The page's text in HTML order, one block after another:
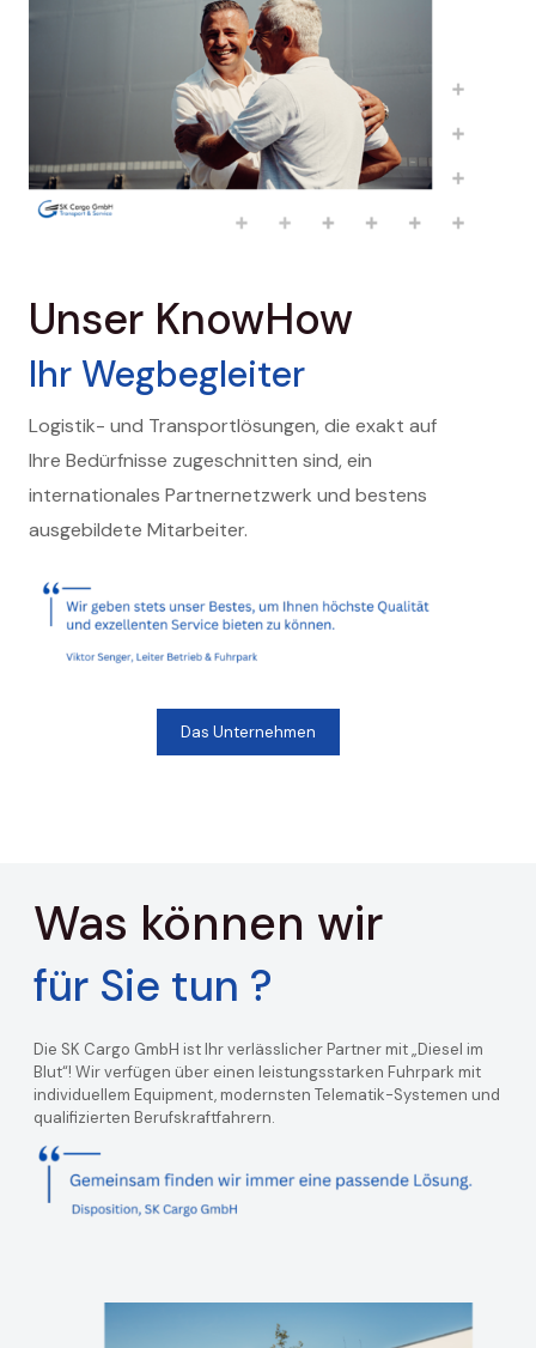
Unser KnowHow
Ihr Wegbegleiter
Logistik- und Transportlösungen, die exakt auf
Ihre Bedürfnisse zugeschnitten sind, ein
internationales Partnernetzwerk und bestens
ausgebildete Mitarbeiter.
Das Unternehmen
Was können wir
für Sie tun ?
Die SK Cargo GmbH ist Ihr verlässlicher Partner mit „Diesel im
Blut“! Wir verfügen über einen leistungsstarken Fuhrpark mit
individuellem Equipment, modernsten Telematik-Systemen und
qualifizierten Berufskraftfahrern.